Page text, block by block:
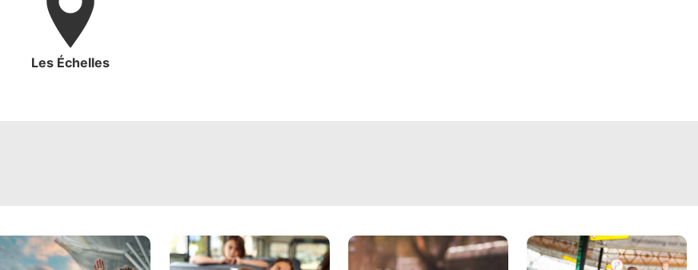
Les Échelles